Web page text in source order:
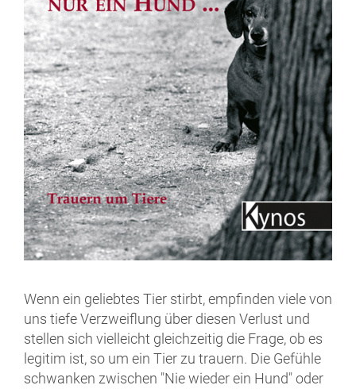
Wenn ein geliebtes Tier stirbt, empfinden viele von
uns tiefe Verzweiflung über diesen Verlust und
stellen sich vielleicht gleichzeitig die Frage, ob es
legitim ist, so um ein Tier zu trauern. Die Gefühle
schwanken zwischen "Nie wieder ein Hund" oder